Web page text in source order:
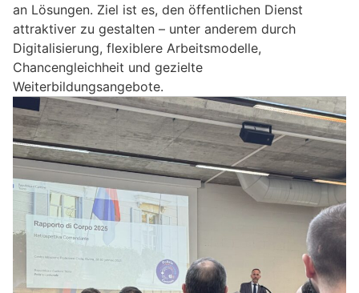
an Lösungen. Ziel ist es, den öffentlichen Dienst
attraktiver zu gestalten – unter anderem durch
Digitalisierung, flexiblere Arbeitsmodelle,
Chancengleichheit und gezielte
Weiterbildungsangebote.